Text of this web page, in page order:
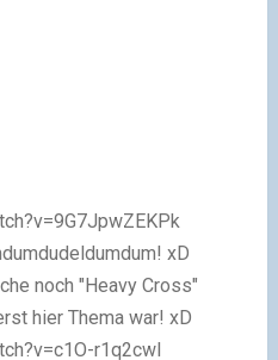
xD
noch "Heavy Cross"
hier Thema war! xD
r1q2cwI